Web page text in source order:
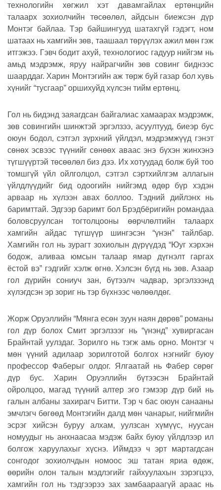
технологийн хөгжил хэт давамгайлах ертөнцийн
талаарх зохиолчийн төсөөлөл, айдсын биежсэн дүр
Монтэг байлаа. Тэр байшингууд шатахгүй гэдэгт, ном
шатаах нь хамгийн зөв, таашаал төрүүлэх ажил мөн гэж
итгэжээ. Гэвч бодит ахуй, технологиос гадуур нийгэм нь
амьд мэдрэмж, яруу найрагчийн зөв совинг биднээс
шаарддаг. Харин Монтэгийн аж төрж буй газар бол хувь
хүнийг “тусгаар” оршихуйд хүлсэн тийм ертөнц.
Гол нь бидэнд заяагдсан байгалиас хамаарах мэдрэмж,
зөв совингийн шинжтэй эргэлзээ, асуултууд, биеэр бус
оюун бодол, сэтгэл зүрхний үйлдэл, мэдрэмжүүд гэнэт
сөнөх эсвээс түүнийг сөнөөх аваас энэ бүхэн жинхэнэ
түгшүүртэй төсөөлөл биз дээ. Их хотуудад болж буй тоо
томшгүй үйл ойлголцол, сэтгэл сэртхийлгэм аллагын
үйлдлүүдийг бид одоогийн нийгэмд өдөр бүр хэдэн
арваар нь хүлээн авах боллоо. Тэдний дийлэнх нь
баримттай. Эдгээр баримт бол Брэдбёригийн романдаа
боловсруулсан тогтолцооны өөрчлөлтийн талаарх
хамгийн айдас түгшүүр шингэсэн “үнэн” тайлбар.
Хамгийн гол нь зурагт зохиолын дүрүүдэд “Юуг хэрхэн
бодож, аливаа юмсын талаар ямар дүгнэлт гаргах
ёстой вэ” гэдгийг хэлж өгнө. Хэлсэн бүгд нь зөв. Азаар
гол дүрийн сониуч зан, бүтээлч чадвар, эргэлзээнд
хүлэгдсэн эр зориг нь тэр бүхнээс чөлөөлдөг.
Жорж Оруэллийн “Мянга есөн зуун наян дөрөв” романы
гол дүр болох Смит эргэлзээг нь “үнэнд” хувиргасан
Брайнтай уулздаг. Зорилго нь тэгж амь орно. Монтэг ч
мөн үүний адилаар зорилготой болгох нэгнийг буюу
профессор Фаберыг олдог. Ялгаатай нь Фабер сөрөг
дүр бус. Харин Оруэллийн бүтээсэн Брайнтай
ойролцоо, магад түүний алтер эго гэмээр дүр бий нь
галын албаны захирагч Битти. Тэр ч бас оюун санааны
эмчлэгч бөгөөд Монтэгийн далд мөн чанарыг, нийгмийн
эсрэг хийсэн буруу алхам, уулзсан хүмүүс, нуусан
номуудыг нь анхнаасаа мэдэж байх буюу үйлдлээр ил
болгож харуулахыг хүснэ. Иймдээ ч эрт мартагдсан
сонгодог зохиолчдын номоос эш татан яриа өдөж,
өөрийн олон талын мэдлэгийг гайхуулахын зэрэгцээ,
хамгийн гол нь тэдгээрээ зах замбаараагүй араас нь